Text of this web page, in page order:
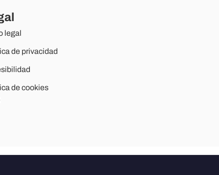
legal
de privacidad
de cookies